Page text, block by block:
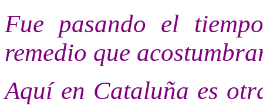
Fue pasando el
remedio que
Aquí en Cataluña es